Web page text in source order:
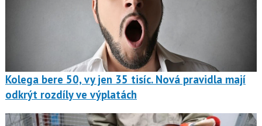
Kolega bere 50, vy jen 35 tisíc. Nová pravidla mají
odkrýt rozdíly ve výplatách